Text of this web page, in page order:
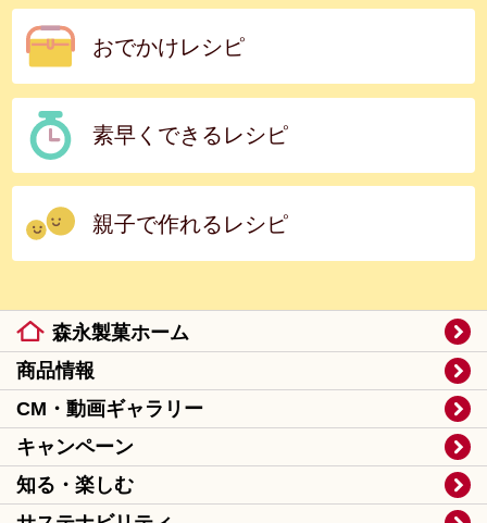
おでかけレシピ
素早くできるレシピ
親子で作れるレシピ
森永製菓ホーム
商品情報
CM・動画ギャラリー
キャンペーン
知る・楽しむ